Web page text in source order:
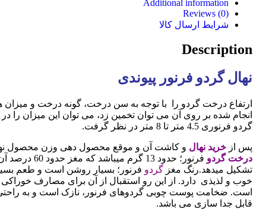
Additional information
Reviews (0)
شرایط ارسال کالا
Description
نهال گردو فرنور پیوندی
ارتفاع درخت گردو را با توجه به سن درخت، گونه درخت و
انجام شده بر روی آن می توان تخمین زد، می توان این میزان را در
گردو فرنوری 4.5 متر تا 8 متر در نظر گرفت.
پس از خرید نهال و کاشت آن و موقع محصول دهی وزن محصول
درخت گردو
فرنور؛ حدود 13 گرم میباشد که مغز
تشکیل میدهد.رنگ مغز گردو فرنور؛ بسیار روشن است و طعم
خوب و لذیذی دارد. از این رو استقبال از آن برای مصارف خوراکی
است. ضخامت پوست چوبی گردوهای فرنور، نازک است و به
قابل جدا سازی می باشد.